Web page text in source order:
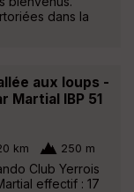
dans la
aux loups -
Martial IBP 51
km 250 m
Club Yerrois
effectif : 17